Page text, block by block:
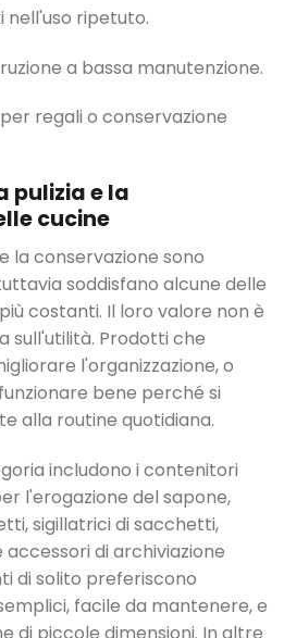
nell'uso ripetuto.
a bassa manutenzione.
regali o conservazione
pulizia e la
cucine
la conservazione sono
soddisfano alcune delle
costanti. Il loro valore non è
sull'utilità. Prodotti che
l'organizzazione, o
bene perché si
alla routine quotidiana.
includono i contenitori
l'erogazione del sapone,
sigillatrici di sacchetti,
di archiviazione
di solito preferiscono
facile da mantenere, e
di piccole dimensioni. In altre